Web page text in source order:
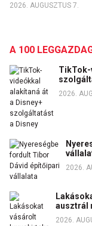
2026. AUGUSZTUS 7.
A 100
TikTok-
2026.
2026.
ausztrál
2026.